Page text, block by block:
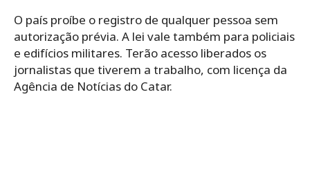
O país proíbe o registro de qualquer pessoa sem
autorização prévia. A lei vale também para policiais
e edifícios militares. Terão acesso liberados os
jornalistas que tiverem a trabalho, com licença da
Agência de Notícias do Catar.